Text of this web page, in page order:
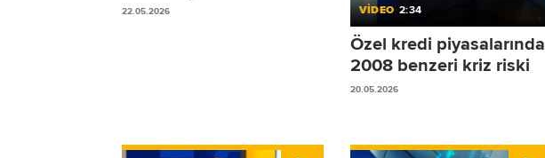
22.05.2026 VİDEO 2:34
Özel kredi piyasalarında
2008 benzeri kriz riski
20.05.2026